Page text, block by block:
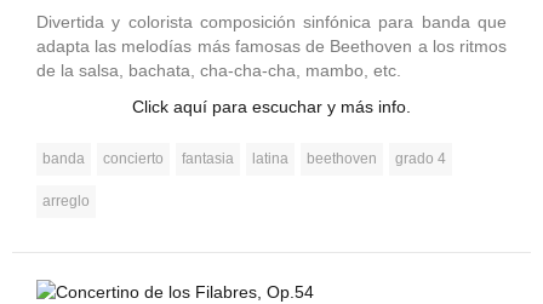
Divertida y colorista composición sinfónica para banda que
adapta las melodías más famosas de Beethoven a los ritmos
de la salsa, bachata, cha-cha-cha, mambo, etc.
Click aquí para escuchar y más info.
banda concierto fantasia latina beethoven grado 4
arreglo